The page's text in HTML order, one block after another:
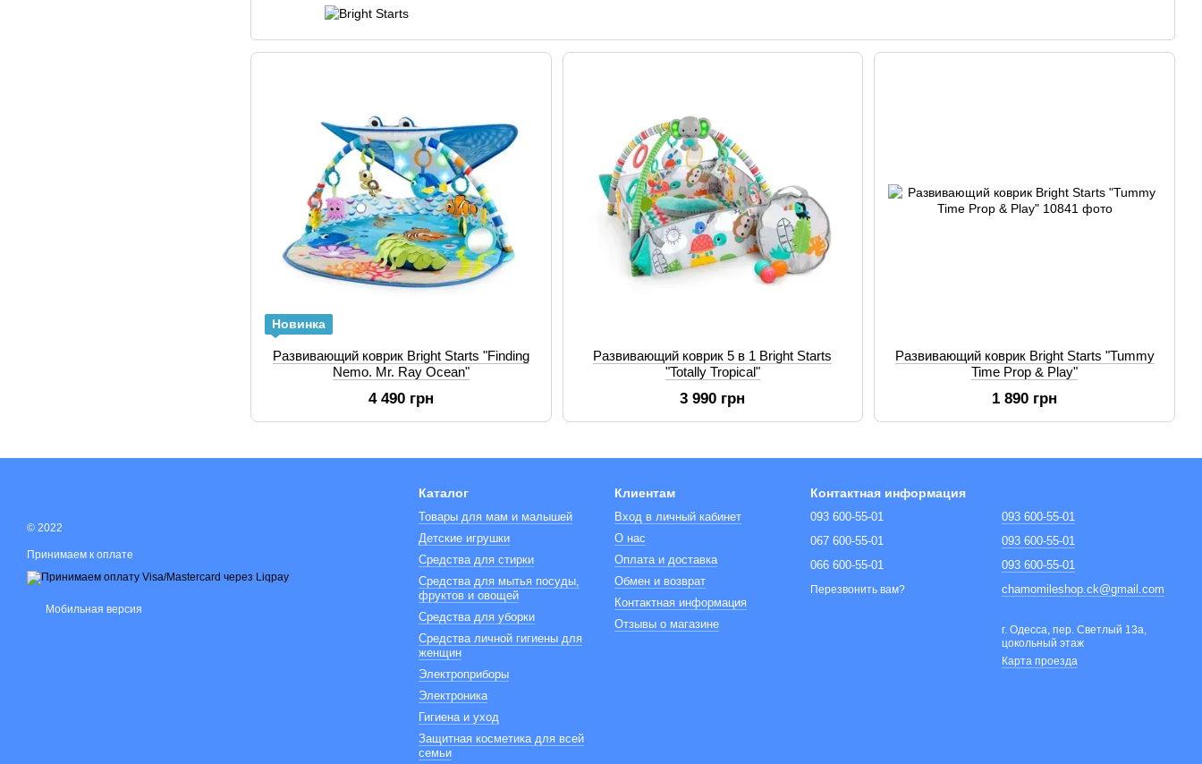
Новинка
Развивающий коврик Bright Starts "Finding
Nemo. Mr. Ray Ocean"
4 490 грн
Развивающий коврик 5 в 1 Bright Starts
"Totally Tropical"
3 990 грн
Развивающий коврик Bright Starts "Tummy
Time Prop & Play"
1 890 грн
© 2022
Принимаем к оплате
Мобильная версия
Каталог
Товары для мам и малышей
Детские игрушки
Средства для стирки
Средства для мытья посуды,
фруктов и овощей
Средства для уборки
Средства личной гигиены для
женщин
Электроприборы
Электроника
Гигиена и уход
Защитная косметика для всей
семьи
Клиентам
Вход в личный кабинет
О нас
Оплата и доставка
Обмен и возврат
Контактная информация
Отзывы о магазине
Контактная информация
093 600-55-01
067 600-55-01
066 600-55-01
Перезвонить вам?
093 600-55-01
093 600-55-01
093 600-55-01
chamomileshop.ck@gmail.com
г. Одесса, пер. Светлый 13а,
цокольный этаж
Карта проезда